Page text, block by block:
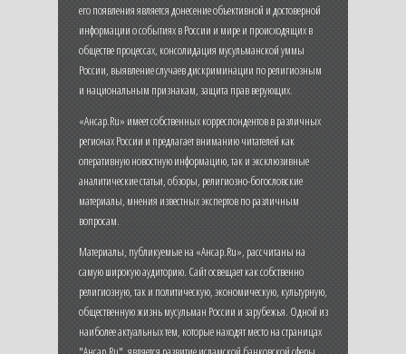
его появления является донесение объективной и достоверной
информации о событиях в России и мире и происходящих в
обществе процессах, консолидация мусульманской уммы
России, выявление случаев дискриминации по религиозным
и национальным признакам, защита прав верующих.
«Ансар.Ru» имеет собственных корреспондентов в различных
регионах России и предлагает вниманию читателей как
оперативную новостную информацию, так и эксклюзивные
аналитические статьи, обзоры, религиозно-богословские
материалы, мнения известных экспертов по различным
вопросам.
Материалы, публикуемые на «Ансар.Ru», рассчитаны на
самую широкую аудиторию. Сайт освещает как собственно
религиозную, так и политическую, экономическую, культурную,
общественную жизнь мусульман России и зарубежья. Одной из
наиболее актуальных тем, которые находят место на страницах